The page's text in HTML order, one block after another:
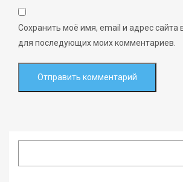
Сохранить моё имя, email и адрес сайта
для последующих моих комментариев.